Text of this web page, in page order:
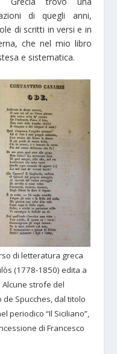
di quegli anni,
di scritti in versi e in
che nel mio libro
e sistematica.
di letteratura greca
(1778-1850) edita a
strofe del
Spucches, dal titolo
periodico “Il Siciliano”,
di Francesco